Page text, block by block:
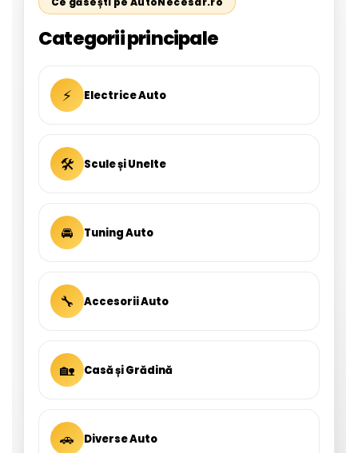
Categorii principale
⚡ Electrice Auto
🛠 Scule și Unelte
🚘 Tuning Auto
🔧 Accesorii Auto
🏡 Casă și Grădină
🚗 Diverse Auto